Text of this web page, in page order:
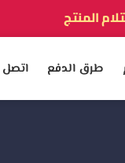
المنتج
طرق الدفع اتصل